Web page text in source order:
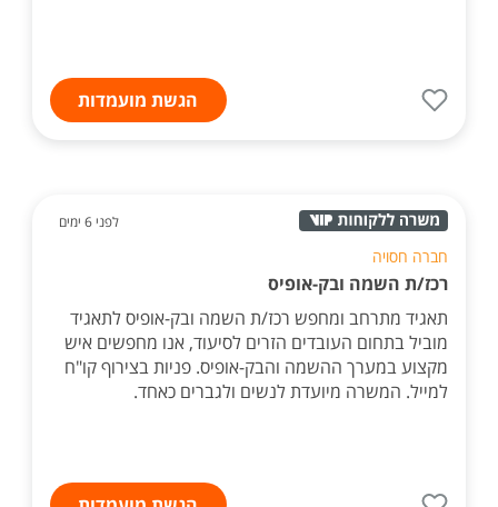
הגשת מועמדות
לפני 6 ימים
חברה חסויה
רכז/ת השמה ובק-אופיס
תאגיד מתרחב ומחפש רכז/ת השמה ובק-אופיס לתאגיד
מוביל בתחום העובדים הזרים לסיעוד, אנו מחפשים איש
מקצוע במערך ההשמה והבק-אופיס. פניות בצירוף קו"ח
למייל. המשרה מיועדת לנשים ולגברים כאחד.